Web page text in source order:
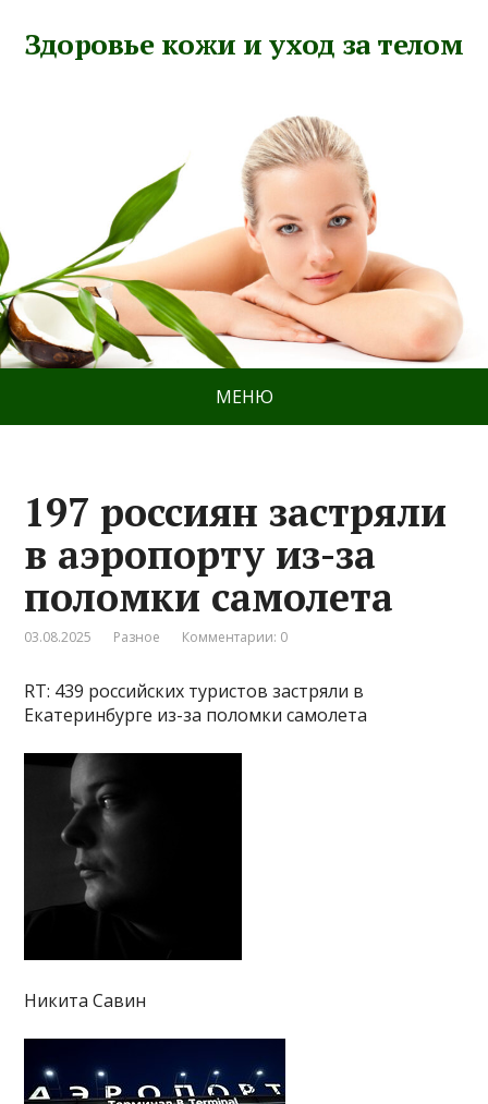
Здоровье кожи и уход за телом
МЕНЮ
197 россиян застряли
в аэропорту из-за
поломки самолета
03.08.2025 Разное Комментарии: 0
RT: 439 российских туристов застряли в
Екатеринбурге из-за поломки самолета
Никита Савин